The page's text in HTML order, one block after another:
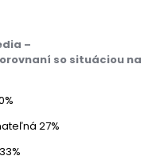
–
so situáciou na
27%
33%